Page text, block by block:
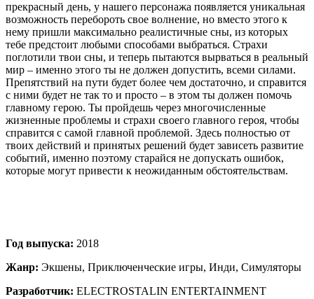
прекрасный день, у нашего персонажа появляется уникальная
возможность перебороть свое волнение, но вместо этого к
нему пришли максимально реалистичные сны, из которых
тебе предстоит любыми способами выбраться. Страхи
поглотили твои сны, и теперь пытаются вырваться в реальный
мир – именно этого ты не должен допустить, всеми силами.
Препятствий на пути будет более чем достаточно, и справится
с ними будет не так то и просто – в этом ты должен помочь
главному герою. Ты пройдешь через многочисленные
жизненные проблемы и страхи своего главного героя, чтобы
справится с самой главной проблемой. Здесь полностью от
твоих действий и принятых решений будет зависеть развитие
событий, именно поэтому старайся не допускать ошибок,
которые могут привести к неожиданным обстоятельствам.
Год выпуска: 2018
Жанр: Экшены, Приключенческие игры, Инди, Симуляторы
Разработчик: ELECTROSTALIN ENTERTAINMENT